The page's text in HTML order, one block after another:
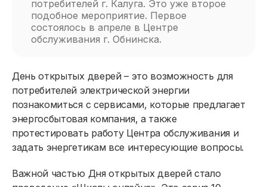
потребителей г. Калуга. Это уже второе
подобное мероприятие. Первое
состоялось в апреле в Центре
обслуживания г. Обнинска.
День открытых дверей – это возможность для
потребителей электрической энергии
познакомиться с сервисами, которые предлагает
энергосбытовая компания, а также
протестировать работу Центра обслуживания и
задать энергетикам все интересующие вопросы.
Важной частью Дня открытых дверей стало